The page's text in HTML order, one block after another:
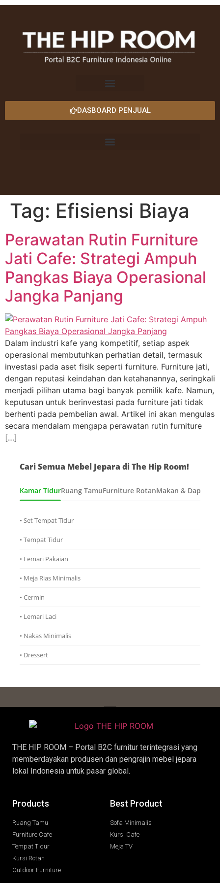
DASBOARD PENJUAL
Tag: Efisiensi Biaya
Perawatan Rutin Furniture
Jati Cafe: Strategi Ampuh
Pangkas Biaya Operasional
Jangka Panjang
Dalam industri kafe yang kompetitif, setiap aspek
operasional membutuhkan perhatian detail, termasuk
investasi pada aset fisik seperti furniture. Furniture jati,
dengan reputasi keindahan dan ketahanannya, seringkali
menjadi pilihan utama bagi banyak pemilik kafe. Namun,
keputusan untuk berinvestasi pada furniture jati tidak
berhenti pada pembelian awal. Artikel ini akan mengulas
secara mendalam mengapa perawatan rutin furniture
[…]
Cari Semua Mebel Jepara di The Hip Room!
Kamar TidurRuang TamuFurniture RotanMakan & Dapur
• Set Tempat Tidur
• Tempat Tidur
• Lemari Pakaian
• Meja Rias Minimalis
• Cermin
• Lemari Laci
• Nakas Minimalis
• Dressert
THE HIP ROOM – Portal B2C furnitur terintegrasi yang
memberdayakan produsen dan pengrajin mebel jepara
lokal Indonesia untuk pasar global.
Products
Ruang Tamu
Furniture Cafe
Tempat Tidur
Kursi Rotan
Outdoor Furniture
Best Product
Sofa Minimalis
Kursi Cafe
Meja TV